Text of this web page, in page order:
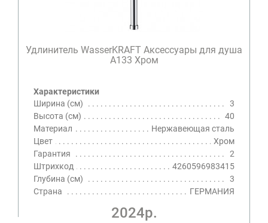
Удлинитель WasserKRAFT Аксессуары для душа
A133 Хром
Характеристики
Ширина (см)
3
Высота (см)
40
Материал
Нержавеющая сталь
Цвет
Хром
Гарантия
2
Штрихкод
4260596983415
Глубина (см)
3
Страна
ГЕРМАНИЯ
2024р.